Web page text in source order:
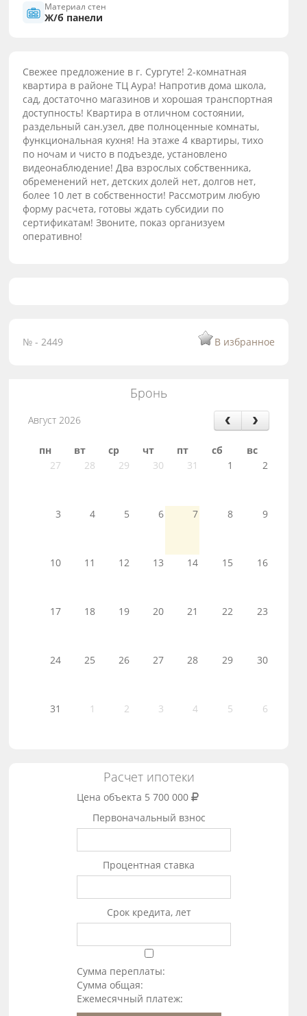
Материал стен
Ж/б панели
Свежее предложение в г. Сургуте! 2-комнатная
квартира в районе ТЦ Аура! Напротив дома школа,
сад, достаточно магазинов и хорошая транспортная
доступность! Квартира в отличном состоянии,
раздельный сан.узел, две полноценные комнаты,
функциональная кухня! На этаже 4 квартиры, тихо
по ночам и чисто в подъезде, установлено
видеонаблюдение! Два взрослых собственника,
обременений нет, детских долей нет, долгов нет,
более 10 лет в собственности! Рассмотрим любую
форму расчета, готовы ждать субсидии по
сертификатам! Звоните, показ организуем
оперативно!
№ - 2449 В избранное
Бронь
Август 2026
пн вт ср чт пт сб
вс
27
28 29 30 31 1 2
3 4 5 6 7 8 9
10 11 12 13 14 15 16
17 18 19 20 21 22 23
24 25 26 27 28 29 30
31 1 2 3 4 5 6
Расчет ипотеки
Цена объекта 5 700 000
Первоначальный взнос
Процентная ставка
Срок кредита, лет
Сумма переплаты:
Сумма общая:
Ежемесячный платеж: